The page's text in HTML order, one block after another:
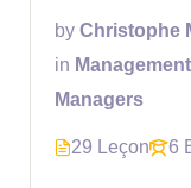
by Christophe
in Management
Managers
29 Leçon 6